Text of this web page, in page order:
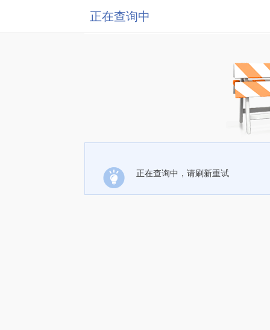
正在查询中
正在查询中，请刷新重试